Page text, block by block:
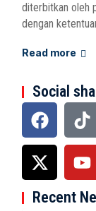
diterbitkan oleh
dengan
Read more
Social
Recent